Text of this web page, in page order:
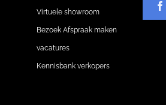
Virtuele showroom
Bezoek Afspraak maken
vacatures
Kennisbank verkopers